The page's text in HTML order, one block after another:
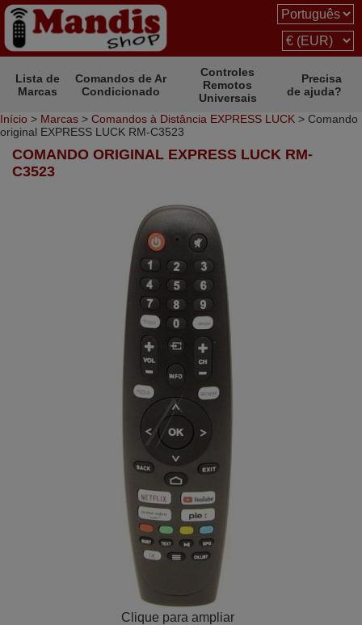
Lista de
Marcas
Comandos de Ar
Condicionado
Controles
Remotos
Universais
Precisa
de ajuda?
Início > Marcas > Comandos à Distância EXPRESS LUCK > Comando
original EXPRESS LUCK RM-C3523
COMANDO ORIGINAL EXPRESS LUCK RM-
C3523
Clique para ampliar